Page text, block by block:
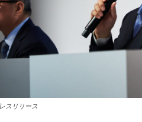
スリリース